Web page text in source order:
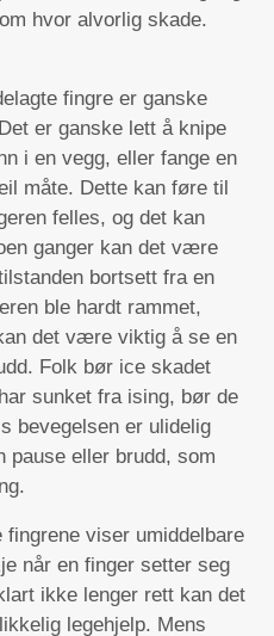
hvor alvorlig skade.
fingre er ganske
er ganske lett å knipe
i en vegg, eller fange en
måte. Dette kan føre til
felles, og det kan
ganger kan det være
bortsett fra en
ble hardt rammet,
det være viktig å se en
Folk bør ice skadet
sunket fra ising, bør de
bevegelsen er ulidelig
pause eller brudd, som
fingrene viser umiddelbare
når en finger setter seg
ikke lenger rett kan det
legehjelp. Mens